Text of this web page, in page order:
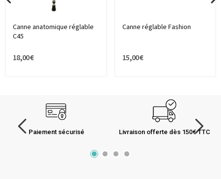
Canne anatomique réglable
C45
18,00 €
Canne réglable Fashion
15,00 €
Paiement sécurisé Livraison offerte dès 150€ TTC